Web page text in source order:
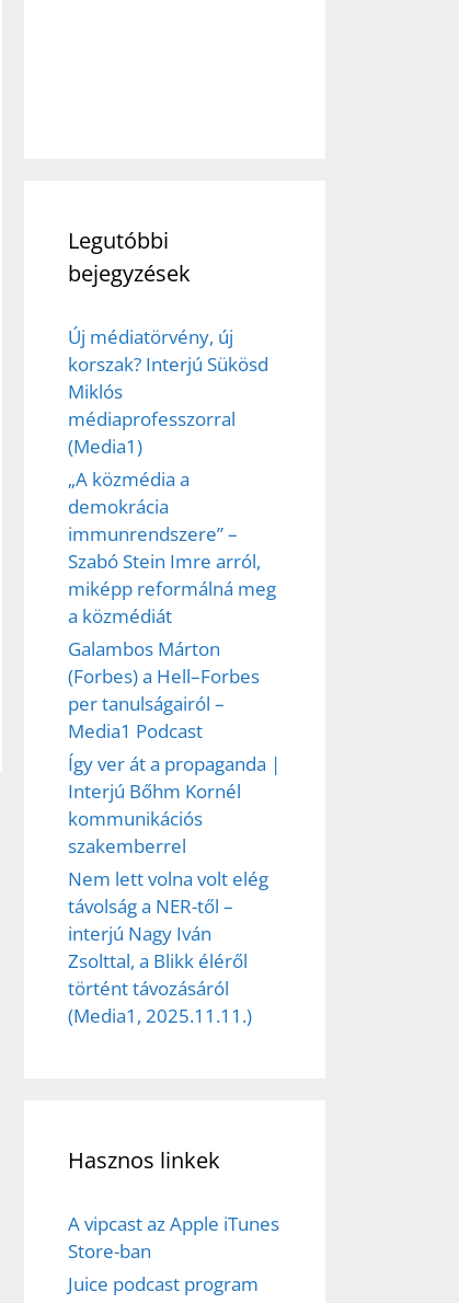
Legutóbbi
bejegyzések
Új médiatörvény, új
korszak? Interjú Sükösd
Miklós
médiaprofesszorral
(Media1)
„A közmédia a
demokrácia
immunrendszere” –
Szabó Stein Imre arról,
miképp reformálná meg
a közmédiát
Galambos Márton
(Forbes) a Hell–Forbes
per tanulságairól –
Media1 Podcast
Így ver át a propaganda |
Interjú Bőhm Kornél
kommunikációs
szakemberrel
Nem lett volna volt elég
távolság a NER-től –
interjú Nagy Iván
Zsolttal, a Blikk éléről
történt távozásáról
(Media1, 2025.11.11.)
Hasznos linkek
A vipcast az Apple iTunes
Store-ban
Juice podcast program